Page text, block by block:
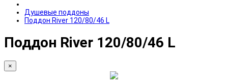
Душевые поддоны
Поддон River 120/80/46 L
Поддон River 120/80/46 L
×